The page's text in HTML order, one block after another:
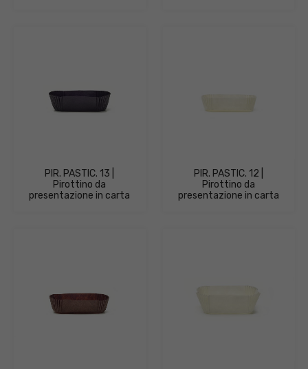
PIR. PASTIC. 13 |
Pirottino da
presentazione in carta
PIR. PASTIC. 12 |
Pirottino da
presentazione in carta